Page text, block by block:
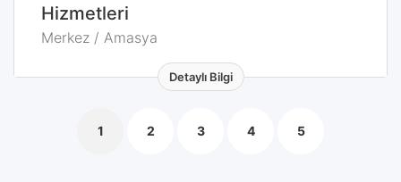
Detaylı Bilgi
Hizmetleri
Merkez / Amasya
1 2 3 4 5